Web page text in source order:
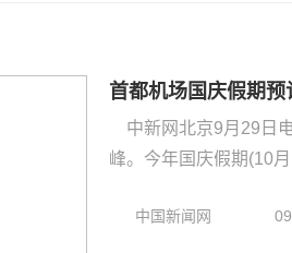
首都机场国庆假期
中新网北京9月29日
峰。今年国庆假期(10
中国新闻网